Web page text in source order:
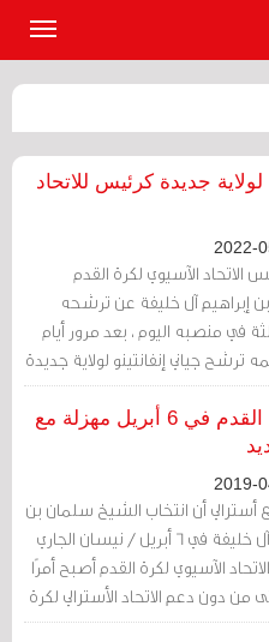
جديدة كرئيس للاتحاد
الاتحاد الآسيوي لكرة القدم
إبراهيم آل خليفة عن ترشحه
في منصبه اليوم ، بعد مرور أيام
ترشح جياني إنفانتينو لولاية جديدة
وقال سلمان، الذي يتولى هذا
المنصب منذ العام 2013، أنّه سيترشح لولاية
مؤتمر الاتحاد الآسيوي لكرة القدم
في فبراير/ شباط المقبل.
انتخابات الاتحاد الآسيوي لكرة القدم في 6 أبريل مهزلة مع
أسترالي أن انتخاب الشيخ سلمان بن
إبراهيم آل خليفة في 6 أبريل / نيسان الجاري
الآسيوي لكرة القدم أصبح أمرًا
من دون دعم الاتحاد الأسترالي لكرة